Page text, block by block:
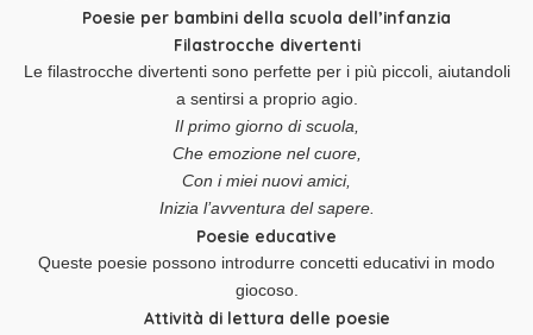
Poesie per bambini della scuola dell’infanzia
Filastrocche divertenti
Le filastrocche divertenti sono perfette per i più piccoli, aiutandoli
a sentirsi a proprio agio.
Il primo giorno di scuola,
Che emozione nel cuore,
Con i miei nuovi amici,
Inizia l’avventura del sapere.
Poesie educative
Queste poesie possono introdurre concetti educativi in modo
giocoso.
Attività di lettura delle poesie